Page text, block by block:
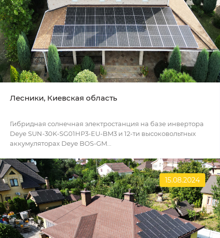
Лесники, Киевская область
Гибридная солнечная электростанция на базе инвертора
Deye SUN-30K-SG01HP3-EU-BM3 и 12-ти высоковольтных
аккумуляторах Deye BOS-GM...
15.08.2024